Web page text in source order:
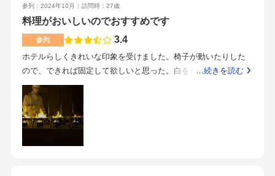
ついては相談をしっかりしながら、余裕持っての準備がおすす
めでした。プランナーさんが進捗情報を聞き取りながら対応し
てくださります。遠方の方への配慮があるか（駅近く、雨天で
も困らない、系列のホテルで安く泊まれる）料理のおいしさ、
おもてなしの工夫自分たちが結婚式終わった後もホテルが残っ
を聞いてくれて、見積もりから実際どれだけかかるのかなど説
明がわかりやすかった。料理のおいしさがピカイチと料理長の
話を実際に聞くことができたこと。
ばれそうな場所だと思いますが、幅広い層に対応できるとも思
います。全体を通して、伝統と品格を大切にした結婚式が叶え
られる会場だと思います。披露宴会場はとても広く、まさに
「ザ・ホテルの披露宴会場」という印象を受けました。天井も
高く開放感があり、会場全体に格式のある落ち着いた雰囲気が
漂っています。ホテルらしい上品さと華やかさを兼ね備えてお
り、幅広い年代のゲストに好印象を持ってもらえそうだと感じ
ました。会場内はゆとりのある造りになっているため、ゲスト
同士の距離が近すぎることもなく、ゆったりと過ごしていただ
けそうです。大人数での披露宴にも対応できる広さがあり、テ
ーブル配置にも余裕があるように感じました。また、ホテルな
参列：2024年10月 訪問時：27歳
料理がおいしいのでおすすめです
参列 3.4
ホテルらしくきれいな印象を受けました。椅子が動いたりした
ので、できれば固定して欲しいと思った。白を基調とした部屋
で楽器の生演奏もあり、すごくきれいな音色が響くなとおもっ
た。天井が高く、開放的であった。その割には人数のせいか、
部屋が仕切られている感じがあり、少し狭く感じた。テーブル
の幅が広く取られていた。天神駅、博多駅からの利便性もよ
…続きを読む